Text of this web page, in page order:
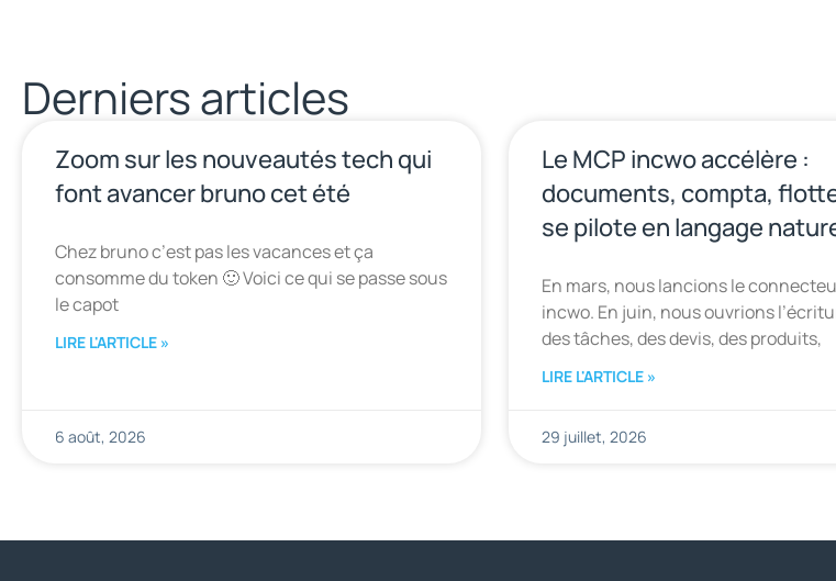
Derniers articles
Zoom sur les nouveautés tech qui
font avancer bruno cet été
Chez bruno c’est pas les vacances et ça
consomme du token 🙂 Voici ce qui se passe sous
le capot
LIRE L'ARTICLE »
6 août, 2026
Le MCP incwo accélère :
documents, compta,
se pilote en langage
En mars, nous lancions le
incwo. En juin, nous ouvrions
des tâches, des devis, des produits,
LIRE L'ARTICLE »
29 juillet, 2026